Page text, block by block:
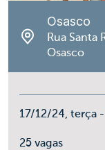
Osasco
Rua Santa
Osasco
17/12/24, terça
25 vagas